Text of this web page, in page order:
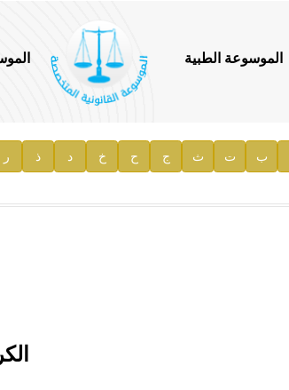
الإدارة
السابع من موسوعة الآثار في سورية
الموسوعة الطبية
ب ت ث ج ح خ د ذ ر